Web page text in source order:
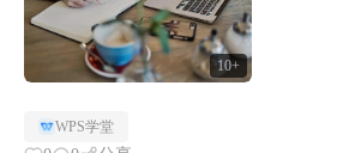
10+
WPS学堂